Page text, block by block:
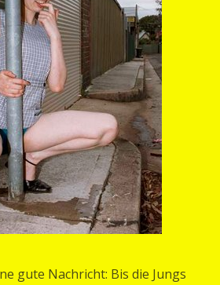
gute Nachricht: Bis die Jungs